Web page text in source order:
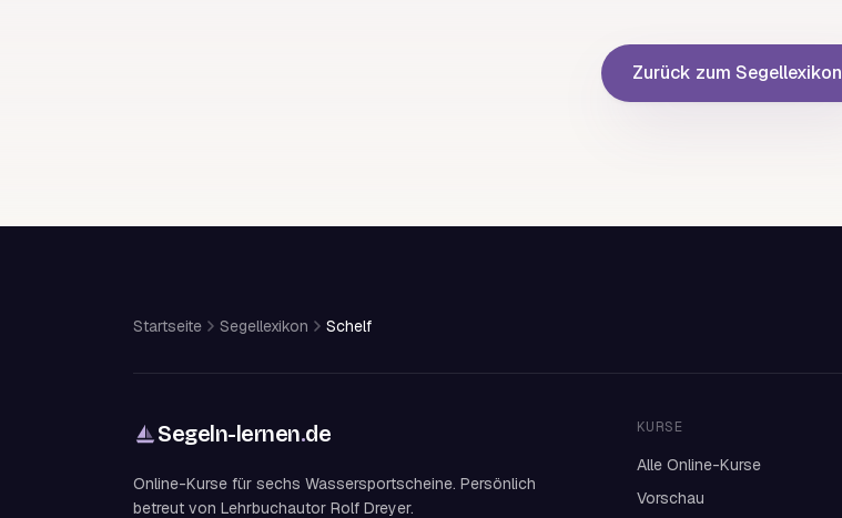
Zurück zum Segellexikon
Startseite Segellexikon Schelf
Segeln-lernen.de
Online-Kurse für sechs Wassersportscheine. Persönlich
betreut von Lehrbuchautor Rolf Dreyer.
KURSE
Alle Online-Kurse
Vorschau